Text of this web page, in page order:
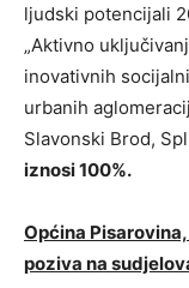
ljudski potencijali
„Aktivno
inovativnih
urbanih
Slavonski Brod,
iznosi 100%.
Općina
poziva na